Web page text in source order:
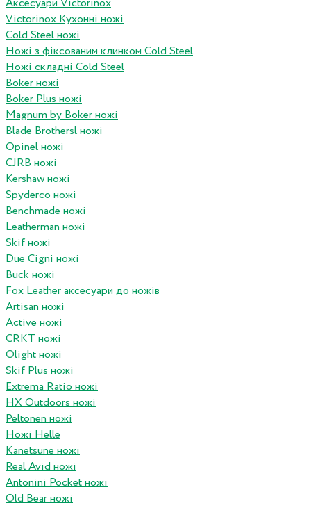
Аксесуари Victorinox
Victorinox Кухонні ножі
Cold Steel ножі
Ножі з фіксованим клинком Cold Steel
Ножі складні Cold Steel
Boker ножі
Boker Plus ножі
Magnum by Boker ножі
Blade Brothersl ножі
Opinel ножі
CJRB ножі
Kershaw ножі
Spyderco ножі
Benchmade ножі
Leatherman ножі
Skif ножі
Due Cigni ножі
Buck ножі
Fox Leather аксесуари до ножів
Artisan ножі
Active ножі
CRKT ножі
Olight ножі
Skif Plus ножі
Extrema Ratio ножі
HX Outdoors ножі
Peltonen ножі
Ножі Helle
Kanetsune ножі
Real Avid ножі
Antonini Pocket ножі
Old Bear ножі